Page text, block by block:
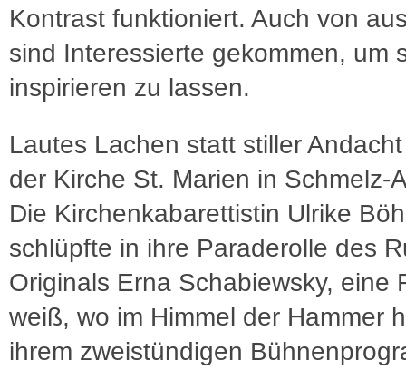
Kontrast funktioniert. Auch von
sind Interessierte gekommen, um
inspirieren zu lassen.
Lautes Lachen statt stiller
der Kirche St. Marien in Schmelz-
Die Kirchenkabarettistin Ulrike
schlüpfte in ihre Paraderolle des
Originals Erna Schabiewsky, eine
weiß, wo im Himmel der Hammer
ihrem zweistündigen